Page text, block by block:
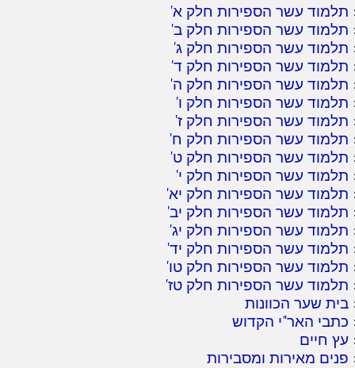
תלמוד עשר הספירות חלק א'
תלמוד עשר הספירות חלק ב'
תלמוד עשר הספירות חלק ג'
תלמוד עשר הספירות חלק ד'
תלמוד עשר הספירות חלק ה'
תלמוד עשר הספירות חלק ו'
תלמוד עשר הספירות חלק ז'
תלמוד עשר הספירות חלק ח'
תלמוד עשר הספירות חלק ט'
תלמוד עשר הספירות חלק י'
תלמוד עשר הספירות חלק יא'
תלמוד עשר הספירות חלק יב'
תלמוד עשר הספירות חלק יג'
תלמוד עשר הספירות חלק יד'
תלמוד עשר הספירות חלק טו'
תלמוד עשר הספירות חלק טז'
בית שער הכוונות
כתבי האר"י הקדוש
עץ חיים
פנים מאירות ומסבירות